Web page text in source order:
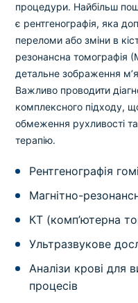
процедури. Найбільш
є рентгенографія, яка
переломи або зміни в
резонансна томографія
детальне зображення
Важливо проводити
комплексного підходу,
обмеження рухливості
терапію.
Рентгенографія
Магнітно-
КТ (комп’ютерна
Ультразвукове
Аналізи крові для
процесів